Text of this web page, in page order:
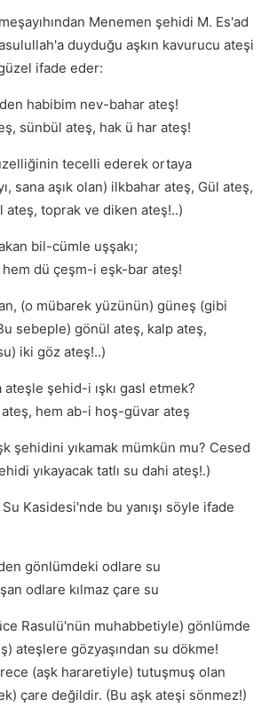
Menemen şehidi M. Es'ad
duyduğu aşkın kavurucu ateşi
ifade eder:
habibim nev-bahar ateş!
sünbül ateş, hak ü har ateş!
tecelli ederek ortaya
sana aşık olan) ilkbahar ateş, Gül ateş,
ateş, toprak ve diken ateş!..)
bil-cümle uşşakı;
dü çeşm-i eşk-bar ateş!
(o mübarek yüzünün) güneş (gibi
sebeple) gönül ateş, kalp ateş,
iki göz ateş!..)
şehid-i ışkı gasl etmek?
hem ab-i hoş-güvar ateş
şehidini yıkamak mümkün mu? Cesed
yıkayacak tatlı su dahi ateş!.)
Kasidesi'nde bu yanışı söyle ifade
gönlümdeki odlare su
odlare kılmaz çare su
Rasulü'nün muhabbetiyle) gönlümde
ateşlere gözyaşından su dökme!
(aşk hararetiyle) tutuşmuş olan
çare değildir. (Bu aşk ateşi sönmez!)